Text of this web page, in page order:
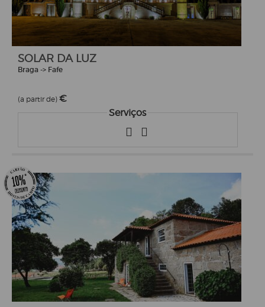
SOLAR DA LUZ
Braga -> Fafe
(a partir de) €
Serviços